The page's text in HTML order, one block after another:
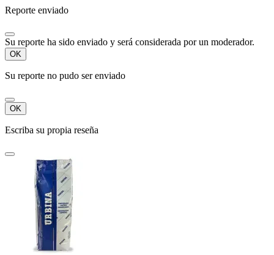
Reporte enviado
Su reporte ha sido enviado y será considerada por un moderador.
OK
Su reporte no pudo ser enviado
OK
Escriba su propia reseña